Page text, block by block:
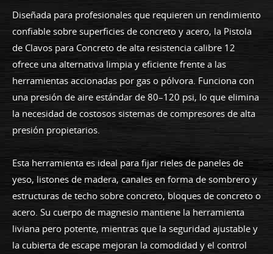
Diseñada para profesionales que requieren un rendimiento
confiable sobre superficies de concreto y acero, la Pistola
de Clavos para Concreto de alta resistencia calibre 12
ofrece una alternativa limpia y eficiente frente a las
herramientas accionadas por gas o pólvora. Funciona con
una presión de aire estándar de 80–120 psi, lo que elimina
la necesidad de costosos sistemas de compresores de alta
presión propietarios.
Esta herramienta es ideal para fijar rieles de paneles de
yeso, listones de madera, canales en forma de sombrero y
estructuras de techo sobre concreto, bloques de concreto o
acero. Su cuerpo de magnesio mantiene la herramienta
liviana pero potente, mientras que la seguridad ajustable y
la cubierta de escape mejoran la comodidad y el control